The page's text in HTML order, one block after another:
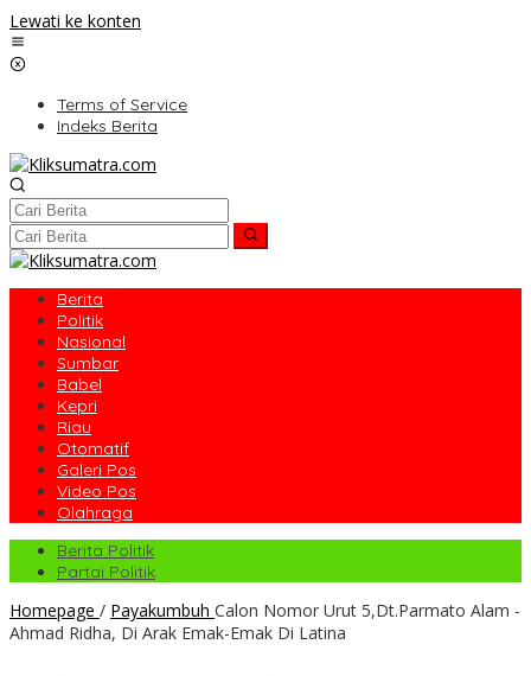
Lewati ke konten
Terms of Service
Indeks Berita
Berita
Politik
Nasional
Sumbar
Babel
Kepri
Riau
Otomatif
Galeri Pos
Video Pos
Olahraga
Berita Politik
Partai Politik
Homepage / Payakumbuh Calon Nomor Urut 5,Dt.Parmato Alam -
Ahmad Ridha, Di Arak Emak-Emak Di Latina